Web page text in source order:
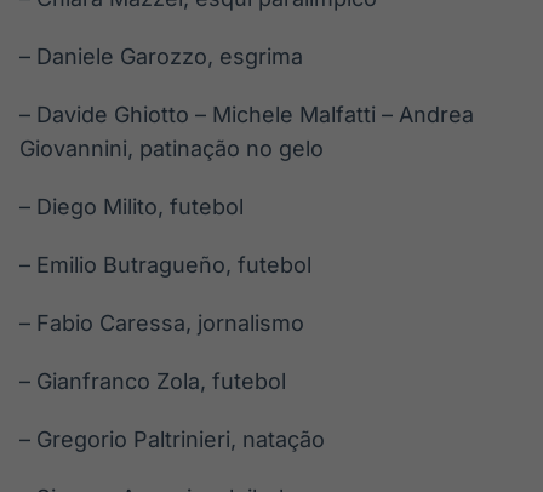
– Daniele Garozzo, esgrima
– Davide Ghiotto – Michele Malfatti – Andrea
Giovannini, patinação no gelo
– Diego Milito, futebol
– Emilio Butragueño, futebol
– Fabio Caressa, jornalismo
– Gianfranco Zola, futebol
– Gregorio Paltrinieri, natação